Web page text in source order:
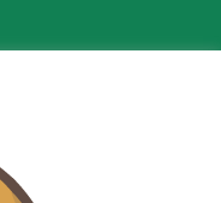
lasciare un